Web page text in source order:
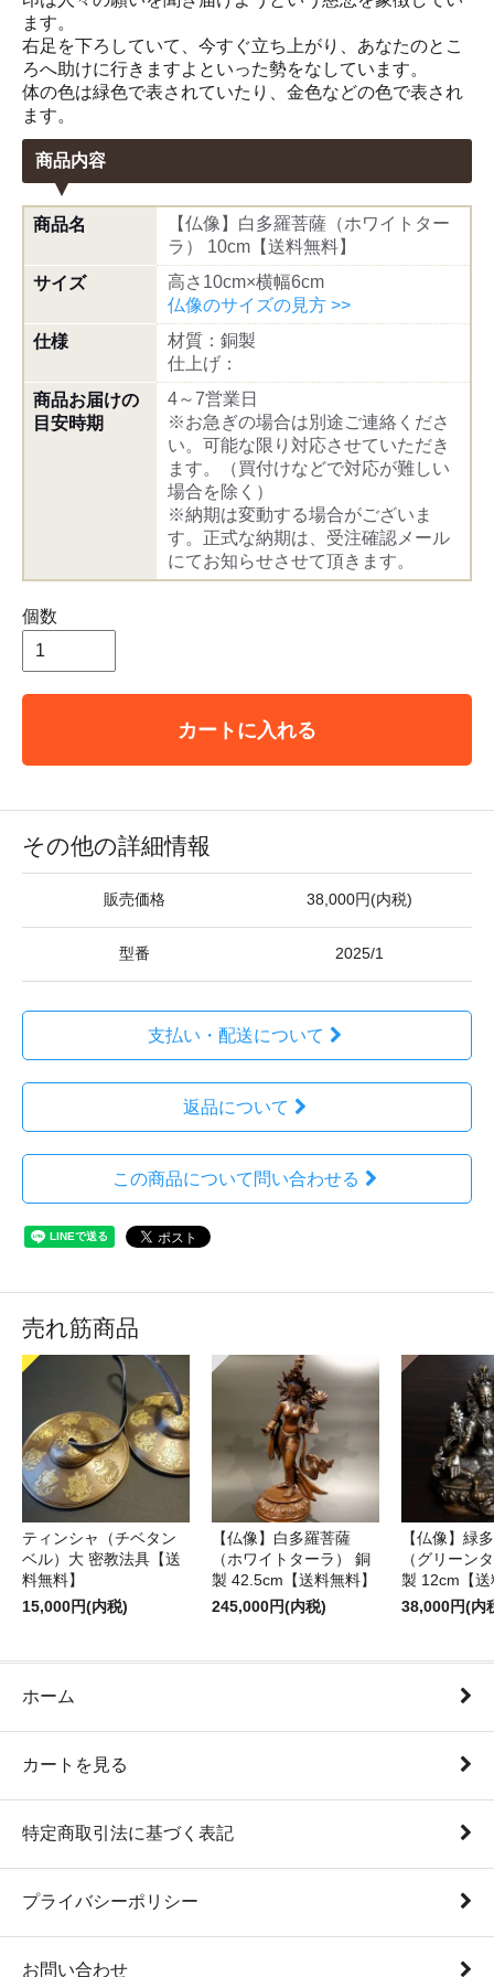
ます。
右足を下ろしていて、今すぐ立ち上がり、あなたのとこ
ろへ助けに行きますよといった勢をなしています。
体の色は緑色で表されていたり、金色などの色で表され
ます。
商品内容
商品名
【仏像】白多羅菩薩（ホワイトター
ラ） 10cm【送料無料】
サイズ
高さ10cm×横幅6cm
仏像のサイズの見方 >>
仕様
材質：銅製
仕上げ：
商品お届けの
目安時期
4～7営業日
※お急ぎの場合は別途ご連絡くださ
い。可能な限り対応させていただき
ます。（買付けなどで対応が難しい
場合を除く）
※納期は変動する場合がございま
す。正式な納期は、受注確認メール
にてお知らせさせて頂きます。
個数
カートに入れる
その他の詳細情報
販売価格 38,000円(内税)
型番 2025/1
支払い・配送について
返品について
この商品について問い合わせる
売れ筋商品
ティンシャ（チベタン
ベル）大 密教法具【送
料無料】
15,000円(内税)
【仏像】白多羅菩薩
（ホワイトターラ） 銅
製 42.5cm【送料無料】
245,000円(内税)
【仏像】緑
（グリーン
製 12cm【
38,000円(内
ホーム
カートを見る
特定商取引法に基づく表記
プライバシーポリシー
お問い合わせ